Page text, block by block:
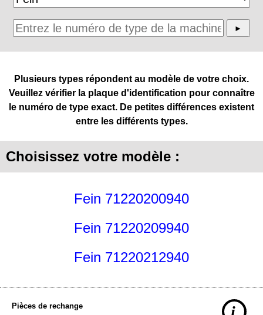
Plusieurs types répondent au modèle de votre choix.
Veuillez vérifier la plaque d'identification pour connaître
le numéro de type exact. De petites différences existent
entre les différents types.
Choisissez votre modèle :
Fein 71220200940
Fein 71220209940
Fein 71220212940
Pièces de rechange